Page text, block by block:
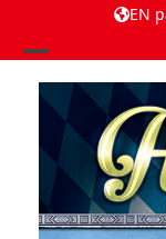
EN
Open
mobile
menu
Close
mobile
menu